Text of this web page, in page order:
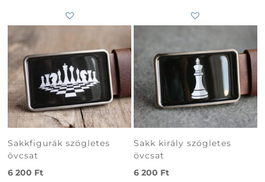
Sakkfigurák szögletes
övcsat
6 200 Ft
Sakk király szögletes
övcsat
6 200 Ft